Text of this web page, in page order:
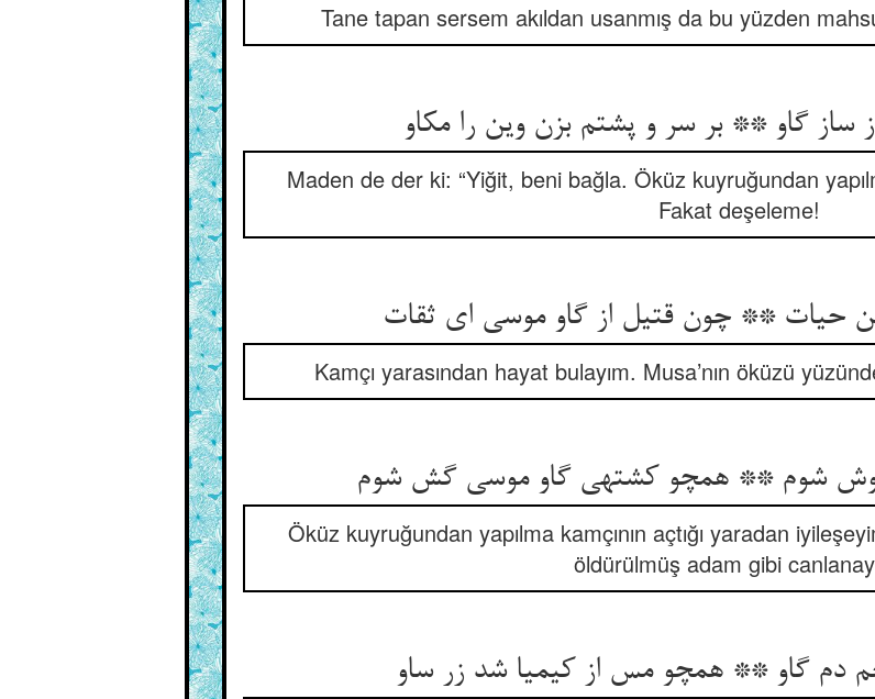
Tane tapan sersem akıldan usanmış da bu yüzden
ساز گاو ** بر سر و پشتم بزن وین را مکاو
Maden de der ki: “Yiğit, beni bağla. Öküz kuyruğundan
Fakat deşeleme!
حیات ** چون قتیل از گاو موسی ای ثقات‏
Kamçı yarasından hayat bulayım. Musa’nın öküzü
شوم ** همچو کشته‏ی گاو موسی گش شوم‏
Öküz kuyruğundan yapılma kamçının açtığı yaradan
öldürülmüş adam gibi
دم گاو ** همچو مس از کیمیا شد زر ساو